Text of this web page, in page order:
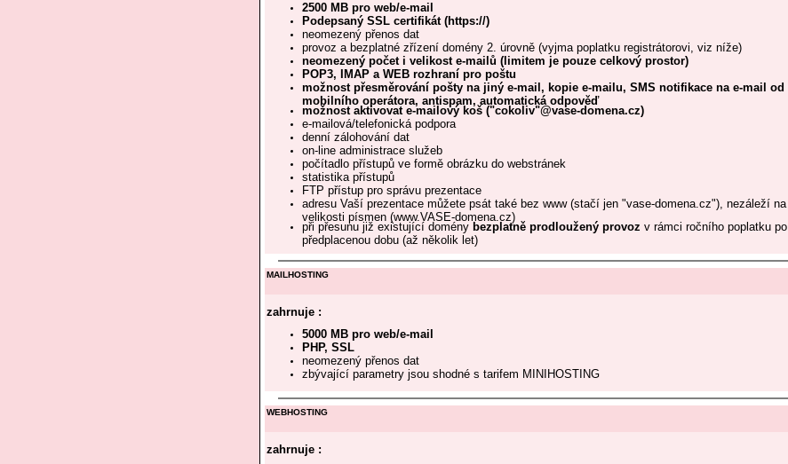
2500 MB pro web/e-mail
Podepsaný SSL certifikát (https://)
neomezený přenos dat
provoz a bezplatné zřízení domény 2. úrovně (vyjma poplatku registrátorovi, viz níže)
neomezený počet i velikost e-mailů (limitem je pouze celkový prostor)
POP3, IMAP a WEB rozhraní pro poštu
možnost přesměrování pošty na jiný e-mail, kopie e-mailu, SMS notifikace na e-mail od
mobilního operátora, antispam, automatická odpověď
možnost aktivovat e-mailový koš ("cokoliv"@vase-domena.cz)
e-mailová/telefonická podpora
denní zálohování dat
on-line administrace služeb
počítadlo přístupů ve formě obrázku do webstránek
statistika přístupů
FTP přístup pro správu prezentace
adresu Vaší prezentace můžete psát také bez www (stačí jen "vase-domena.cz"), nezáleží na
velikosti písmen (www.VASE-domena.cz)
při přesunu již existující domény bezplatně prodloužený provoz v rámci ročního poplatku po
předplacenou dobu (až několik let)
MAILHOSTING
zahrnuje :
5000 MB pro web/e-mail
PHP, SSL
neomezený přenos dat
zbývající parametry jsou shodné s tarifem MINIHOSTING
WEBHOSTING
zahrnuje :